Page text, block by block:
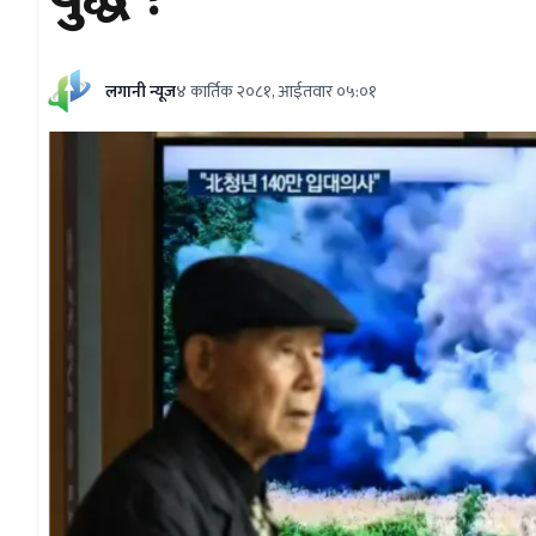
लगानी न्यूज४ कार्तिक २०८१, आईतवार ०५:०१